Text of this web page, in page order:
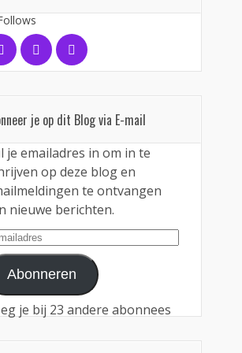
je op dit Blog via E-mail
je emailadres in om in te
op deze blog en
te ontvangen
nieuwe berichten.
Abonneren
je bij 23 andere abonnees